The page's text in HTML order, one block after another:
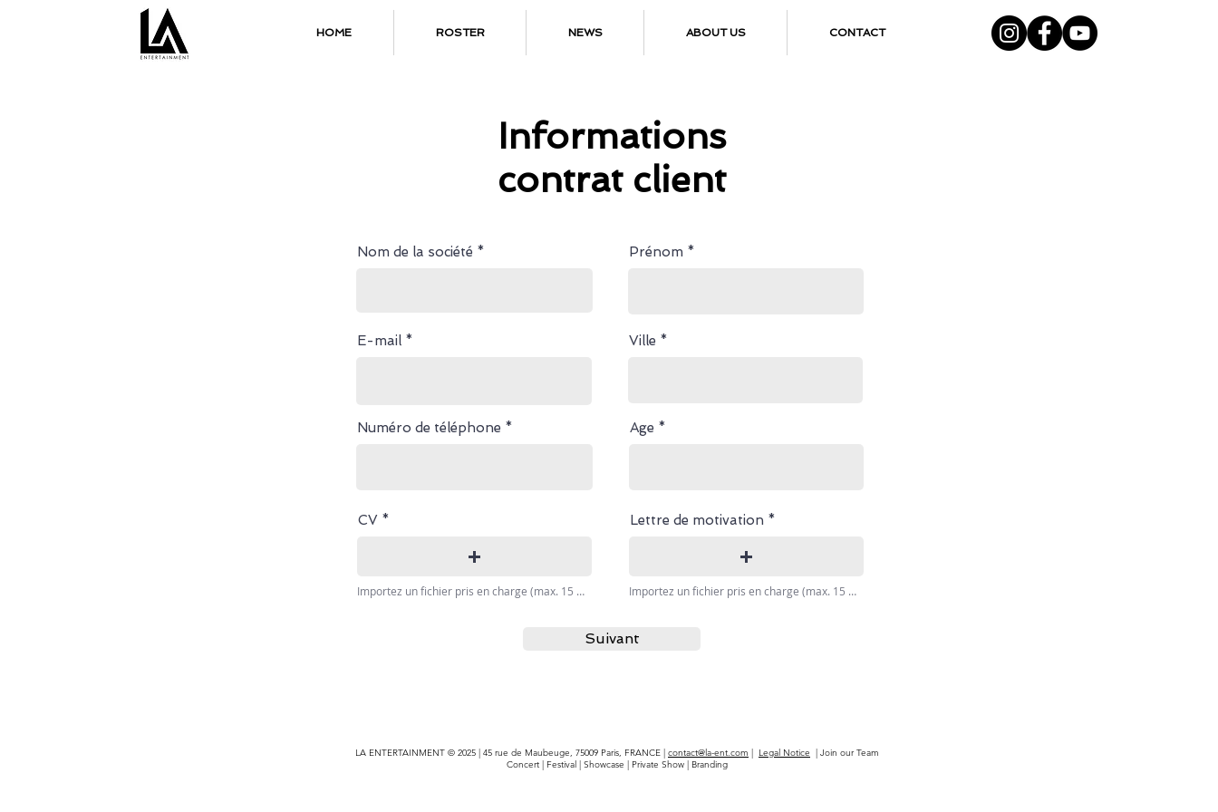
HOME ROSTER NEWS ABOUT US CONTACT
Informations
contrat client
Nom de la société
E-mail
Numéro de téléphone
CV
Importez un fichier pris en charge (max. 15 Mo)
Prénom
Ville
Age
Lettre de motivation
Importez un fichier pris en charge (max. 15 Mo)
Suivant
LA ENTERTAINMENT © 2025 | 45 rue de Maubeuge, 75009 Paris, FRANCE | contact@la-ent.com | Legal Notice | Join our Team
Concert | Festival | Showcase | Private Show | Branding